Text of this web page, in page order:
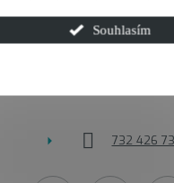
Souhlasím
732 426